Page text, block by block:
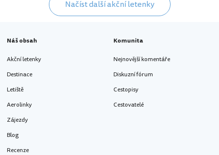
Načíst další akční letenky
Náš obsah
Akční letenky
Destinace
Letiště
Aerolinky
Zájezdy
Blog
Recenze
Komunita
Nejnovější komentáře
Diskuzní fórum
Cestopisy
Cestovatelé